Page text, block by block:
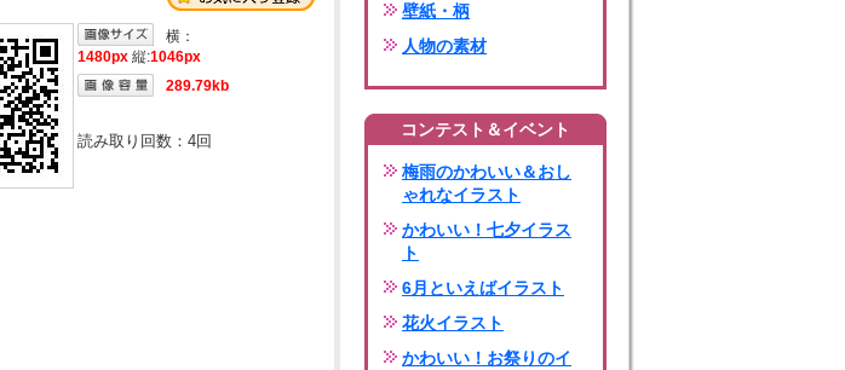
横：
1480px 縦:1046px
289.79kb
読み取り回数： 4回
壁紙・柄
人物の素材
コンテスト＆イベント
梅雨のかわいい＆おし
ゃれなイラスト
かわいい！七夕イラス
ト
6月といえばイラスト
花火イラスト
かわいい！お祭りのイ